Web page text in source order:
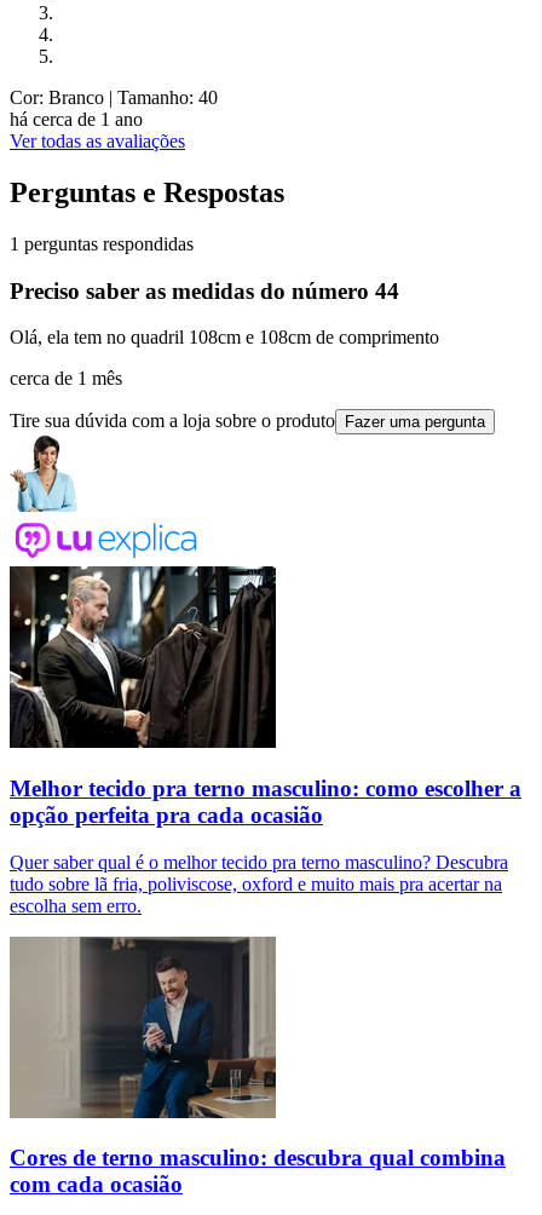
Cor: Branco | Tamanho: 40
há cerca de 1 ano
Ver todas as avaliações
Perguntas e Respostas
1 perguntas respondidas
Preciso saber as medidas do número 44
Olá, ela tem no quadril 108cm e 108cm de comprimento
cerca de 1 mês
Tire sua dúvida com a loja sobre o produto Fazer uma pergunta
Melhor tecido pra terno masculino: como escolher a
opção perfeita pra cada ocasião
Quer saber qual é o melhor tecido pra terno masculino? Descubra
tudo sobre lã fria, poliviscose, oxford e muito mais pra acertar na
escolha sem erro.
Cores de terno masculino: descubra qual combina
com cada ocasião